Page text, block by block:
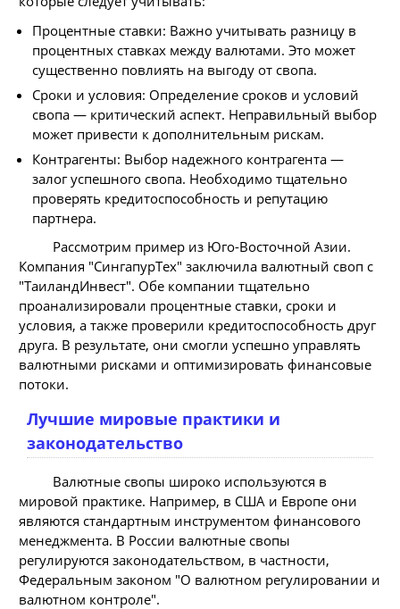
Процентные ставки: Важно учитывать разницу в
процентных ставках между валютами. Это может
существенно повлиять на выгоду от свопа.
Сроки и условия: Определение сроков и условий
свопа — критический аспект. Неправильный выбор
может привести к дополнительным рискам.
Контрагенты: Выбор надежного контрагента —
залог успешного свопа. Необходимо тщательно
проверять кредитоспособность и репутацию
партнера.
Рассмотрим пример из Юго-Восточной Азии.
Компания "СингапурТех" заключила валютный своп с
"ТаиландИнвест". Обе компании тщательно
проанализировали процентные ставки, сроки и
условия, а также проверили кредитоспособность друг
друга. В результате, они смогли успешно управлять
валютными рисками и оптимизировать финансовые
потоки.
Лучшие мировые практики и
законодательство
Валютные свопы широко используются в
мировой практике. Например, в США и Европе они
являются стандартным инструментом финансового
менеджмента. В России валютные свопы
регулируются законодательством, в частности,
Федеральным законом "О валютном регулировании и
валютном контроле".